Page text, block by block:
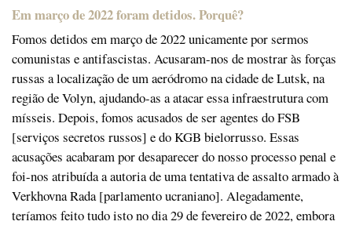
Em março de 2022 foram detidos. Porquê?
Fomos detidos em março de 2022 unicamente por sermos
comunistas e antifascistas. Acusaram-nos de mostrar às forças
russas a localização de um aeródromo na cidade de Lutsk, na
região de Volyn, ajudando-as a atacar essa infraestrutura com
mísseis. Depois, fomos acusados de ser agentes do FSB
[serviços secretos russos] e do KGB bielorrusso. Essas
acusações acabaram por desaparecer do nosso processo penal e
foi-nos atribuída a autoria de uma tentativa de assalto armado à
Verkhovna Rada [parlamento ucraniano]. Alegadamente,
teríamos feito tudo isto no dia 29 de fevereiro de 2022, embora